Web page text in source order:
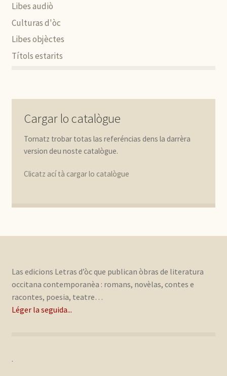
Libes audiò
Culturas d'òc
Libes objèctes
Títols estarits
Cargar lo catalògue
Tornatz trobar totas las referéncias dens la darrèra
version deu noste catalògue.
Clicatz ací tà cargar lo catalògue
Las edicions Letras d’òc que publican òbras de literatura
occitana contemporanèa : romans, novèlas, contes e
racontes, poesia, teatre…
Léger la seguida...
.